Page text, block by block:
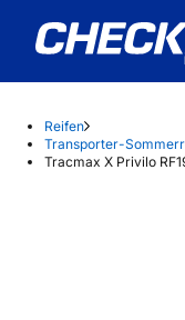
Reifen
Transporter-
Tracmax X Privilo